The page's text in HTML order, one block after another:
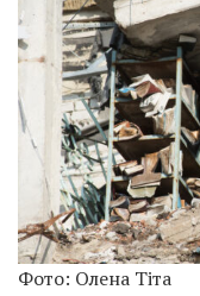
Фото: Олена Тіта